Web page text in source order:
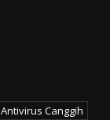
Antivirus Canggih